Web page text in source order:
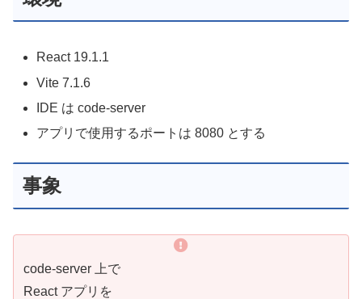
React 19.1.1
Vite 7.1.6
IDE は code-server
アプリで使用するポートは 8080 とする
事象
code-server 上で
React アプリを